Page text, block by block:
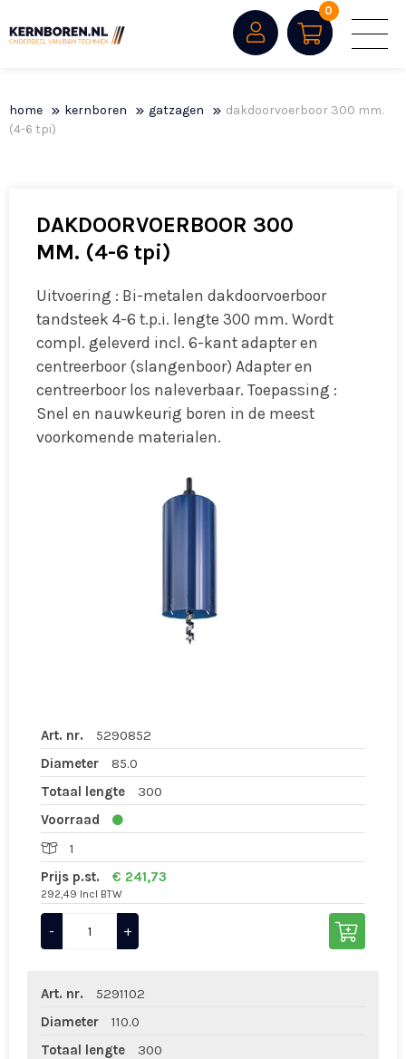
0
home kernboren gatzagen
dakdoorvoerboor 300 mm.
(4-6 tpi)
DAKDOORVOERBOOR 300
MM. (4-6 tpi)
Uitvoering : Bi-metalen dakdoorvoerboor
tandsteek 4-6 t.p.i. lengte 300 mm. Wordt
compl. geleverd incl. 6-kant adapter en
centreerboor (slangenboor) Adapter en
centreerboor los naleverbaar. Toepassing :
Snel en nauwkeurig boren in de meest
voorkomende materialen.
Art. nr.
5290852
Diameter
85.0
Totaal lengte
300
Voorraad
1
Prijs p.st.
€ 241,73
292,49 Incl BTW
- +
Art. nr.
5291102
Diameter
110.0
Totaal lengte
300